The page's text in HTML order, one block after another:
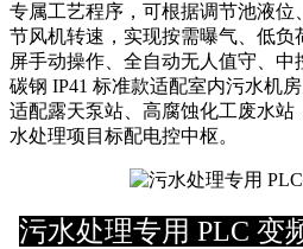
专属工艺程序，可根据调节池液位
节风机转速，实现按需曝气、低
屏手动操作、全自动无人值守、中
碳钢 IP41 标准款适配室内污水机
适配露天泵站、高腐蚀化工废水站
水处理项目标配电控中枢。
污水处理专用 PLC 变